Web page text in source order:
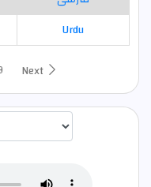
Urdu
Next